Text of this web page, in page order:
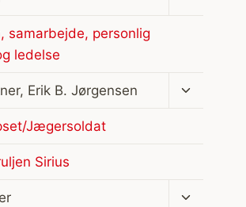
samarbejde, personlig
ledelse
Erik B. Jørgensen
Skift
Jægersoldat
Sirius
Skift